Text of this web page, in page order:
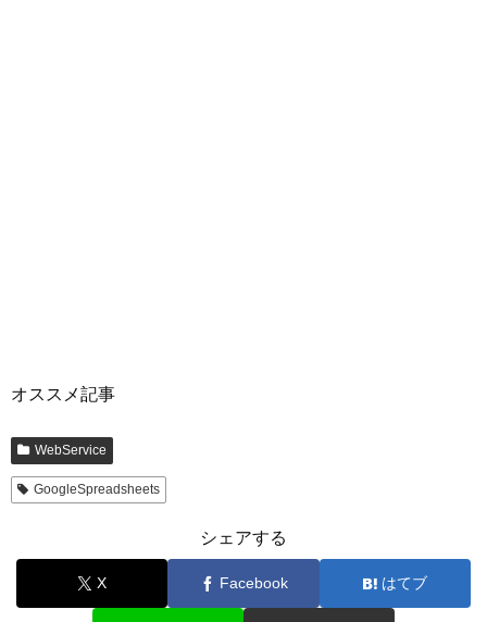
オススメ記事
WebService
GoogleSpreadsheets
シェアする
X Facebook はてブ